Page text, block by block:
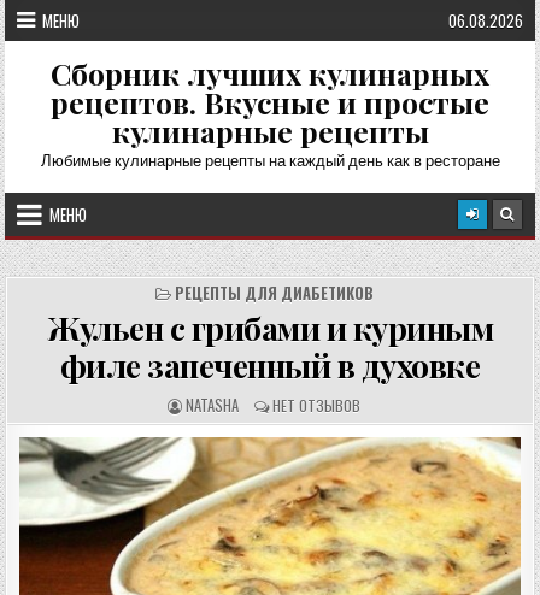
Перейти
к
содержимому
МЕНЮ 06.08.2026
Сборник лучших кулинарных
рецептов. Вкусные и простые
кулинарные рецепты
Любимые кулинарные рецепты на каждый день как в ресторане
МЕНЮ
РЕЦЕПТЫ ДЛЯ ДИАБЕТИКОВ
Жульен с грибами и куриным
филе запеченный в духовке
А
В
Т
О
Р
Е
Ц
Е
П
Т
А
:
NATASHA О
Т
З
Ы
В
Ы
:
НЕТ ОТЗЫВОВ